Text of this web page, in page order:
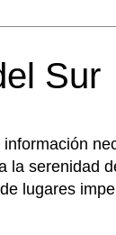
Sur
la serenidad
lugares